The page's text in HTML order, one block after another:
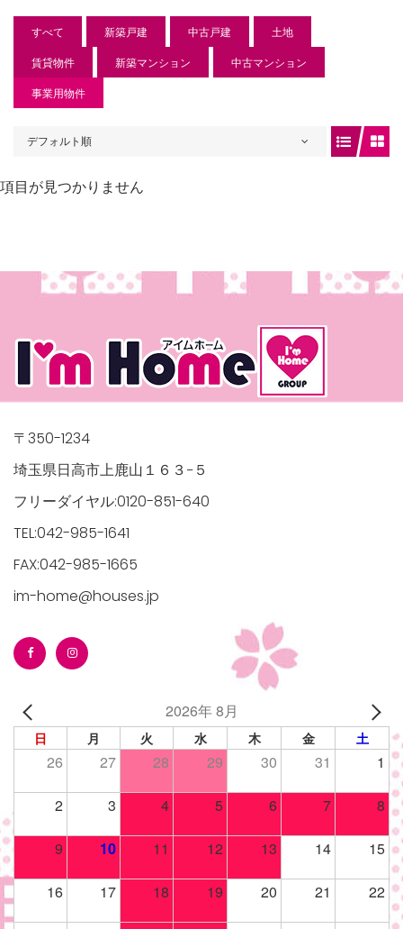
すべて 新築戸建 中古戸建
土地
賃貸物件
新築マンション
中古マンション
事業用物件
デフォルト順
項目が見つかりません
top-
manager/wp-
top-
manager/wp-
top-
〒350-1234
埼玉県日高市上鹿山１６３−５
フリーダイヤル:0120-851-640
TEL:042-985-1641
FAX:042-985-1665
im-home@houses.jp
2026年 8月
日 月 火 水 木 金 土
26 27 28 29 30 31 1
2 3 4 5 6 7 8
9 10 11 12 13 14 15
16 17 18 19 20 21 22